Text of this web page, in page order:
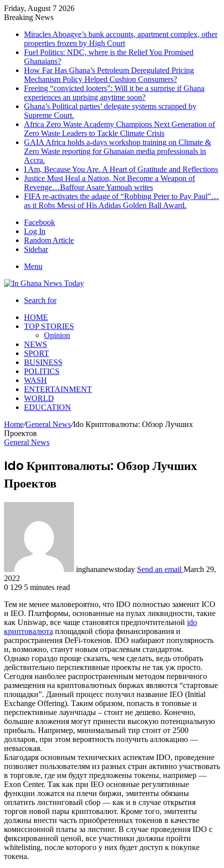
Friday, August 7 2026
Breaking News
Miracles Aboagye’s bank accounts, apartment complex, other
properties frozen by High Court
Fuel Politics: NDC, where is the Relief You Promised
Ghanaians?
How Far Has Ghana’s Petroleum Deregulated Pricing
Mechanism Policy Helped Cushion Consumers?
Freeing “convicted looters”: Will it be a surprise if Ghana
experiences an uprising anytime soon?
Ghana’s Political parties’ delegate systems scrapped by
Supreme Court.
Africa Zero Waste Academy Champions Next Generation of
Zero Waste Leaders to Tackle Climate Crisis
GAIA Africa holds a-days workshop training on Climate &
Zero Waste reporting for Ghanaian media professionals in
Accra.
I Am, Because You Are. A Heart of Gratitude and Reflections
Justice Must Heal a Nation, Not Become a Weapon of
Revenge…Baffour Asare Yamoah writes
FIFA re-activates the adage of “Robbing Peter to Pay Paul”…
as it Robs Messi of His Adidas Golden Ball Award.
Facebook
Log In
Random Article
Sidebar
Menu
Search for
HOME
TOP STORIES
Opinion
NEWS
SPORT
BUSINESS
POLITICS
WASH
ENTERTAINMENT
WORLD
EDUCATION
Home/General News/Ido Криптовалюты: Обзор Лучших
Проектов
General News
Ido Криптовалюты: Обзор Лучших
Проектов
inghananewstoday Send an email March 29,
2022
0 129 5 minutes read
Тем не менее маловероятно, что IDO полностью заменит ICO
и IEO. Платформы, основанные на пулах ликвидности, такие
как Uniswap, все чаще становятся предпочтительной ido
криптовалюта площадкой сбора финансирования и
распространения DeFi-токенов. IDO набирают популярность
и, возможно, станут новым отраслевым стандартом.
Однако гораздо проще сказать, чем сделать, ведь отобрать
действительно перспективные проекты не так уж просто.
Сегодня наиболее распространенным методом первичного
размещения на криптовалютных биржах являются “стартовые
площадки”. Данный процесс получил название IEO (Initial
Exchange Offering). Таким образом, попасть в топовые и
перспективные лаунчпады – стоит не дешево. Конечно,
большие вложения могут принести высокую потенциальную
прибыль. Например, минимальный тир стоит от 2500
долларов, при этом вероятность получить аллокацию —
невысокая.
Благодаря основным технических аспектам IDO, проведение
позволяет пользователям из разных стран активно участвовать
в торговле, где им будут предложены токены, например —
Exon Center. Так как при IEO основные регулятивные
функции ложатся на плечи биржи, эмитенты обязаны
оплатить листинговый сбор — как и в случае открытия
торгов новой пары криптовалют. Кроме того, эмитенты
должны внести часть приобретенных токенов в качестве
комиссионной платы за листинг. В случае проведения IDO c
фиксированной ценой, все участники должны пройти
whitelisting, после которого у них будет доступ к покупке
токена.